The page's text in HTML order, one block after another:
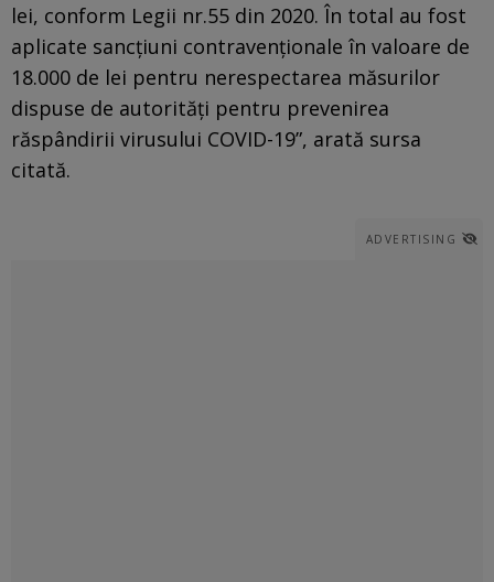
lei, conform Legii nr.55 din 2020. În total au fost
aplicate sancţiuni contravenţionale în valoare de
18.000 de lei pentru nerespectarea măsurilor
dispuse de autorităţi pentru prevenirea
răspândirii virusului COVID-19”, arată sursa
citată.
ADVERTISING